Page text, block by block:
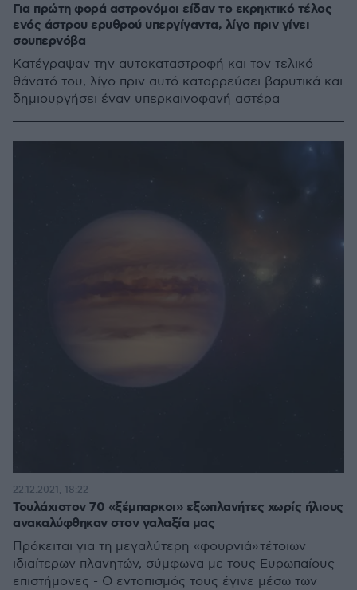
Για πρώτη φορά αστρονόμοι είδαν το εκρηκτικό τέλος
ενός άστρου ερυθρού υπεργίγαντα, λίγο πριν γίνει
σουπερνόβα
Κατέγραψαν την αυτοκαταστροφή και τον τελικό
θάνατό του, λίγο πριν αυτό καταρρεύσει βαρυτικά και
δημιουργήσει έναν υπερκαινοφανή αστέρα
Τουλάχιστον 70 «ξέμπαρκοι» εξωπλανήτες χωρίς ήλιους
ανακαλύφθηκαν στον γαλαξία μας
Πρόκειται για τη μεγαλύτερη «φουρνιά» τέτοιων
ιδιαίτερων πλανητών, σύμφωνα με τους Ευρωπαίους
επιστήμονες - Ο εντοπισμός τους έγινε μέσω των
22.12.2021, 18:22